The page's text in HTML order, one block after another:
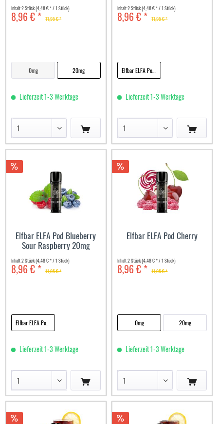
Inhalt2 Stück(4,48 € * / 1 Stück)
8,96 € * 11,95 € *
0mg 20mg
Lieferzeit 1-3 Werktage
Inhalt2 Stück(4,48 € * / 1 Stück)
8,96 € * 11,95 € *
Elfbar ELFA Pod Blueberry Snoow 20mg
Lieferzeit 1-3 Werktage
Elfbar ELFA Pod Blueberry
Sour Raspberry 20mg
Inhalt2 Stück(4,48 € * / 1 Stück)
8,96 € * 11,95 € *
Lieferzeit 1-3 Werktage
Elfbar ELFA Pod Cherry
Inhalt2 Stück(4,48 € * / 1 Stück)
8,96 € * 11,95 € *
0mg 20mg
Lieferzeit 1-3 Werktage